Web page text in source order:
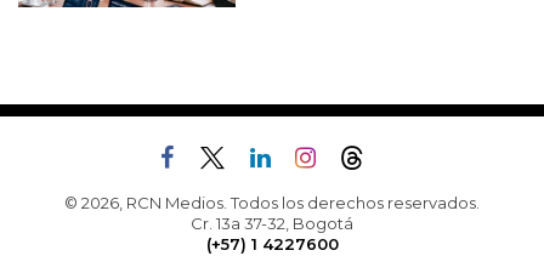
© 2026, RCN Medios. Todos los derechos reservados.
Cr. 13a 37-32, Bogotá
(+57) 1 4227600